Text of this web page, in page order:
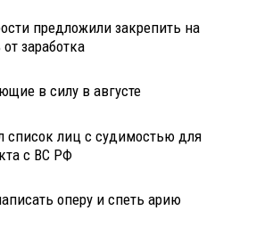
предложили закрепить на
заработка
в силу в августе
список лиц с судимостью для
с ВС РФ
оперу и спеть арию